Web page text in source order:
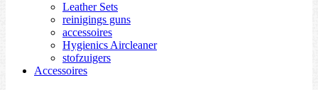
Leather Sets
reinigings guns
accessoires
Hygienics Aircleaner
stofzuigers
Accessoires